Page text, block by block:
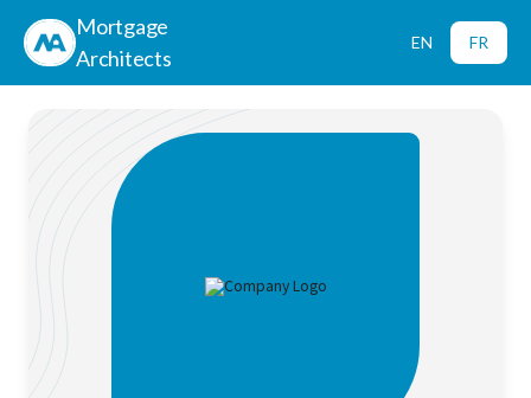
Mortgage
Architects
EN FR